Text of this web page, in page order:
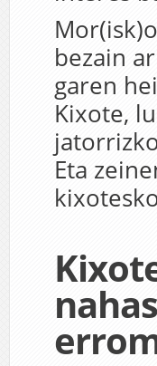
bezain
garen
Kixote,
Eta